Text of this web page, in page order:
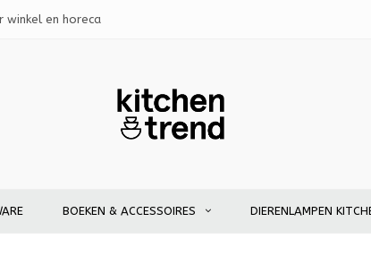
winkel en horeca
BOEKEN & ACCESSOIRES DIERENLAMPEN